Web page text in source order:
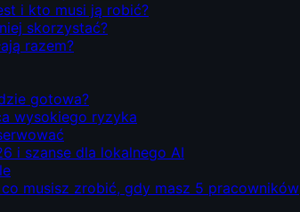
i kto musi ją robić?
skorzystać?
razem?
gotowa?
wysokiego ryzyka
i szanse dla lokalnego AI
musisz zrobić, gdy masz 5 pracowników